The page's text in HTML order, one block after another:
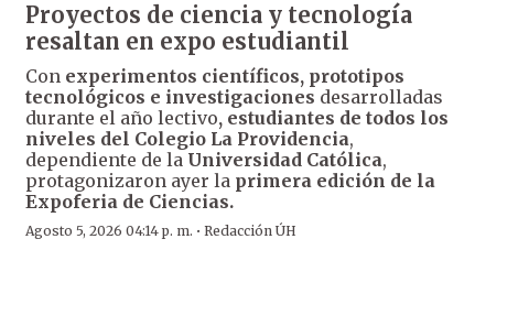
Proyectos de ciencia y tecnología
resaltan en expo estudiantil
Con experimentos científicos, prototipos
tecnológicos e investigaciones desarrolladas
durante el año lectivo, estudiantes de todos los
niveles del Colegio La Providencia,
dependiente de la Universidad Católica,
protagonizaron ayer la primera edición de la
Expoferia de Ciencias.
Agosto 5, 2026 04:14 p. m. · Redacción ÚH